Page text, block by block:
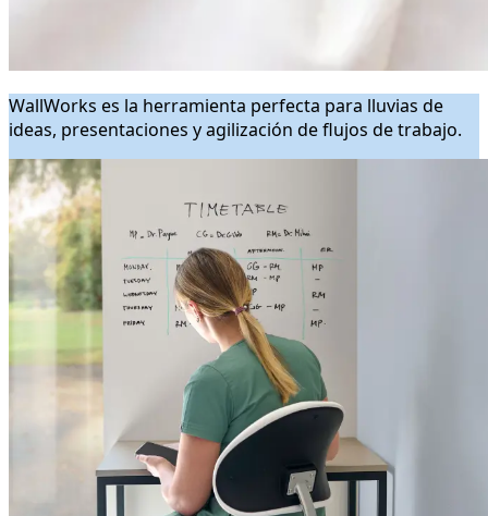
WallWorks es la herramienta perfecta para lluvias de
ideas, presentaciones y agilización de flujos de trabajo.